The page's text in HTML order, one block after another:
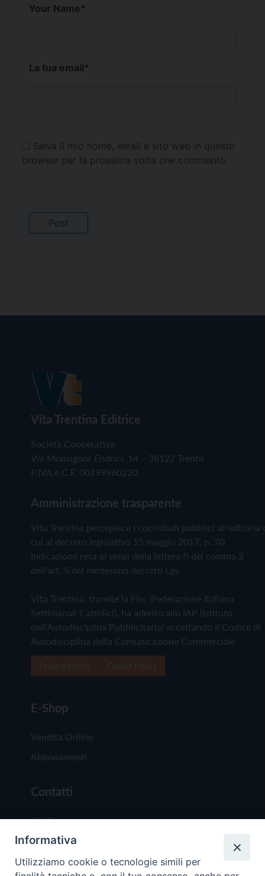
Your Name*
La tua email*
Salva il mio nome, email e sito web in questo
browser per la prossima volta che commento.
Vita Trentina Editrice
Società Cooperativa
Via Monsignor Endrici, 14 – 38122 Trento
P.IVA e C.F. 00199960220
Amministrazione trasparente
Vita Trentina percepisce i contributi pubblici all'editoria
cui al decreto legislativo 15 maggio 2017, n. 70.
Indicazione resa ai sensi della lettera f) del comma 2
dell'art. 5 del medesimo decreto Lgs.
Vita Trentina, tramite la Fisc (Federazione Italiana
Settimanali Cattolici), ha aderito allo IAP (Istituto
dell'Autodisciplina Pubblicitaria) accettando il Codice di
Autodisciplina della Comunicazione Commerciale
E-Shop
Vendita Online
Abbonamenti
Contatti
Chi Siamo
Redazione
Scrivici
Informativa
Utilizziamo cookie o tecnologie simili per